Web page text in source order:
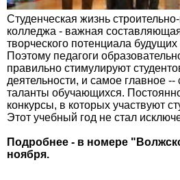
Студенческая жизнь
колледжа - важная
творческого потенциала
Поэтому педагоги
правильно стимулируют
деятельности, и самое главное --
таланты обучающихся.
конкурсы, в которых участвуют
Этот учебный год не стал
Подробнее - в номере
ноября.